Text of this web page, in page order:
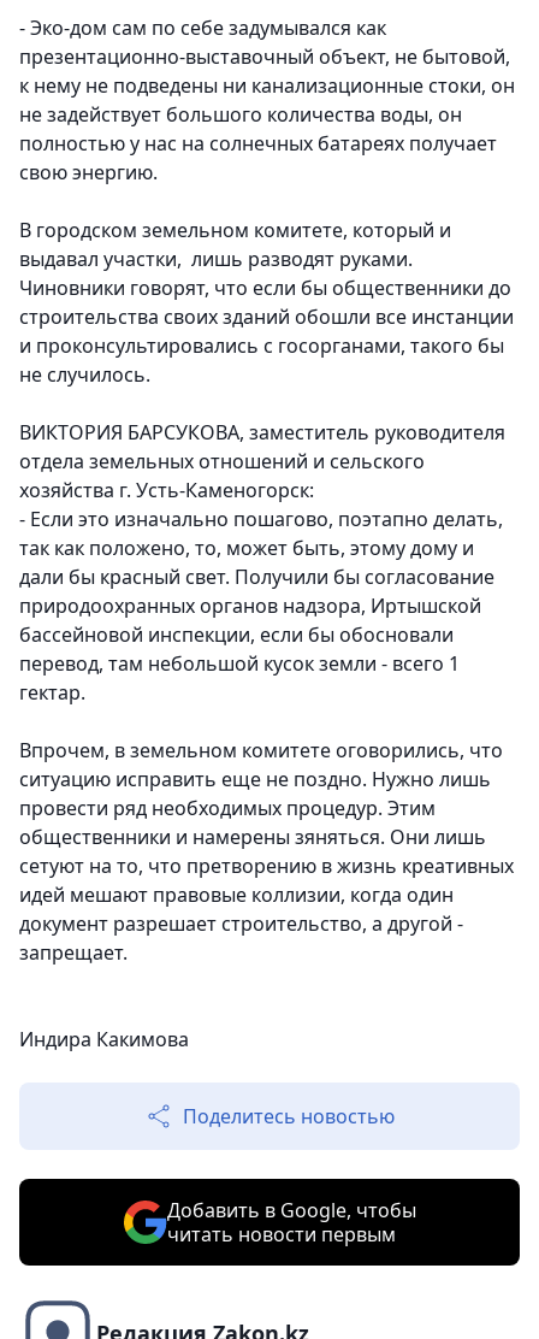
- Эко-дом сам по себе задумывался как
презентационно-выставочный объект, не бытовой,
к нему не подведены ни канализационные стоки, он
не задействует большого количества воды, он
полностью у нас на солнечных батареях получает
свою энергию.
В городском земельном комитете, который и
выдавал участки, лишь разводят руками.
Чиновники говорят, что если бы общественники до
строительства своих зданий обошли все инстанции
и проконсультировались с госорганами, такого бы
не случилось.
ВИКТОРИЯ БАРСУКОВА, заместитель руководителя
отдела земельных отношений и сельского
хозяйства г. Усть-Каменогорск:
- Если это изначально пошагово, поэтапно делать,
так как положено, то, может быть, этому дому и
дали бы красный свет. Получили бы согласование
природоохранных органов надзора, Иртышской
бассейновой инспекции, если бы обосновали
перевод, там небольшой кусок земли - всего 1
гектар.
Впрочем, в земельном комитете оговорились, что
ситуацию исправить еще не поздно. Нужно лишь
провести ряд необходимых процедур. Этим
общественники и намерены зяняться. Они лишь
сетуют на то, что претворению в жизнь креативных
идей мешают правовые коллизии, когда один
документ разрешает строительство, а другой -
запрещает.
Индира Какимова
Поделитесь новостью
Добавить в Google, чтобы
читать новости первым
Редакция Zakon.kz